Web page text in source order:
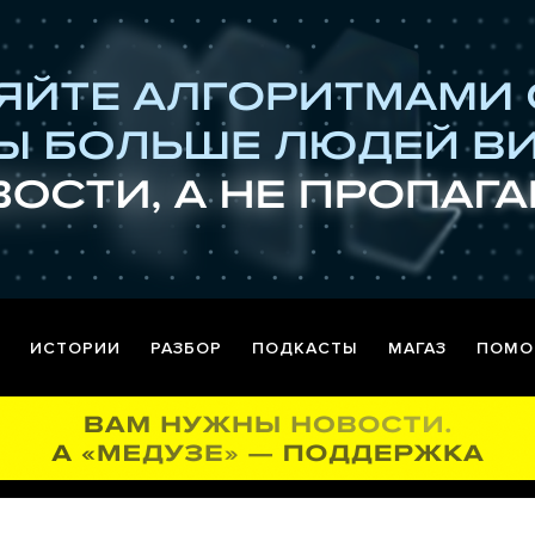
ИСТОРИИ РАЗБОР ПОДКАСТЫ МАГАЗ